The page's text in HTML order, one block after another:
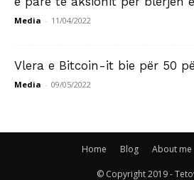
Media - 11/04/2022
Vlera e Bitcoin-it bie për 50
Media - 09/05/2022
Home Blog About me
© Copyright 2019 -